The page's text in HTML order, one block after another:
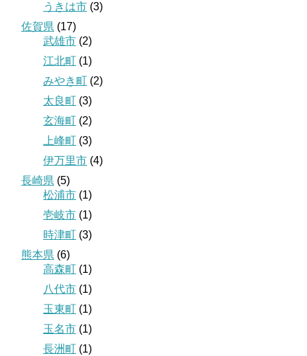
うきは市 (3)
佐賀県 (17)
武雄市 (2)
江北町 (1)
みやき町 (2)
太良町 (3)
玄海町 (2)
上峰町 (3)
伊万里市 (4)
長崎県 (5)
松浦市 (1)
壱岐市 (1)
時津町 (3)
熊本県 (6)
高森町 (1)
八代市 (1)
玉東町 (1)
玉名市 (1)
長洲町 (1)